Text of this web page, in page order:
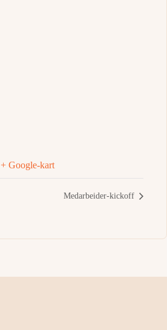
+ Google-kart
Medarbeider-kickoff